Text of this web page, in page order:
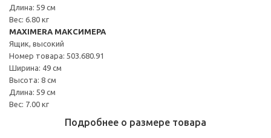
Длина: 59 см
Вес: 6.80 кг
MAXIMERA МАКСИМЕРА
Ящик, высокий
Номер товара: 503.680.91
Ширина: 49 см
Высота: 8 см
Длина: 59 см
Вес: 7.00 кг
Подробнее о размере товара